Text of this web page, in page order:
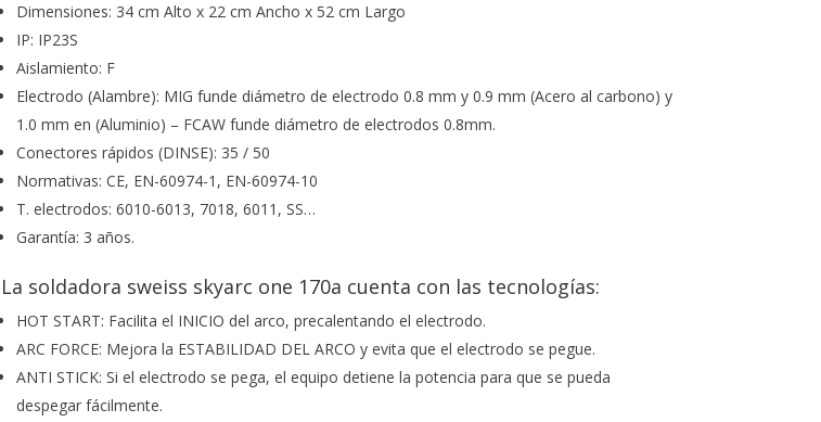
Dimensiones: 34 cm Alto x 22 cm Ancho x 52 cm Largo
IP: IP23S
Aislamiento: F
Electrodo (Alambre): MIG funde diámetro de electrodo 0.8 mm y 0.9 mm (Acero al carbono) y
1.0 mm en (Aluminio) – FCAW funde diámetro de electrodos 0.8mm.
Conectores rápidos (DINSE): 35 / 50
Normativas: CE, EN-60974-1, EN-60974-10
T. electrodos: 6010-6013, 7018, 6011, SS…
Garantía: 3 años.
La soldadora sweiss skyarc one 170a cuenta con las tecnologías:
HOT START: Facilita el INICIO del arco, precalentando el electrodo.
ARC FORCE: Mejora la ESTABILIDAD DEL ARCO y evita que el electrodo se pegue.
ANTI STICK: Si el electrodo se pega, el equipo detiene la potencia para que se pueda
despegar fácilmente.